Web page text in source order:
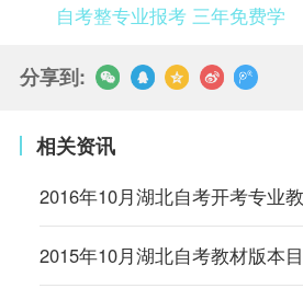
自考整专业报考 三年免费学
分享到:
相关资讯
2016年10月湖北自考开考专业
2015年10月湖北自考教材版本